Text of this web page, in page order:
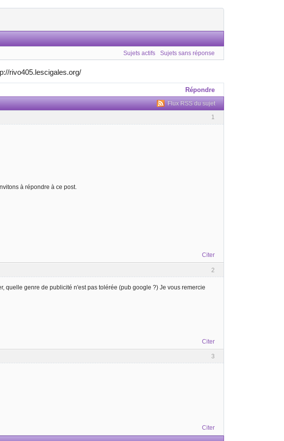
Sujets actifs Sujets sans réponse
rivo405.lescigales.org/
Répondre
Flux RSS du sujet
1
à répondre à ce post.
Citer
2
quelle genre de publicité n'est pas tolérée (pub google ?) Je vous remercie
Citer
3
Citer